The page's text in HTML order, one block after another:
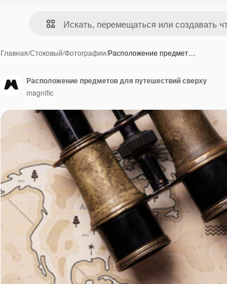
Главная/Стоковый/Фотографии/Расположение предмет…
Расположение предметов для путешествий сверху
magnific